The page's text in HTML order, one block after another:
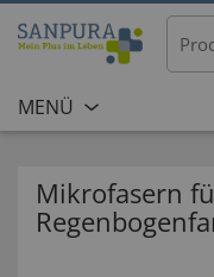
MENÜ
Mikrofasern